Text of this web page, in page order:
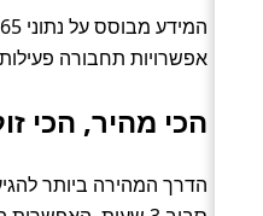
אפשרויות תחבורה
הכי מהיר, הכי
הדרך המהירה ביותר